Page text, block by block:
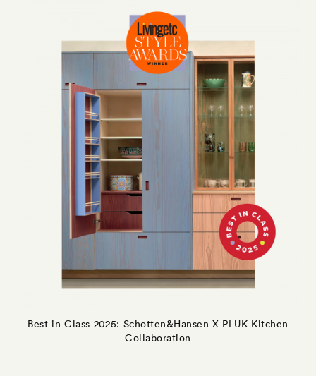
Best in Class 2025: Schotten&Hansen X PLUK Kitchen
Collaboration